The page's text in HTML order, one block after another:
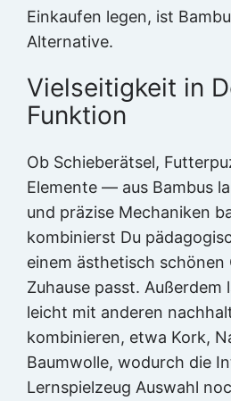
Einkaufen legen, ist
Alternative.
Vielseitigkeit in
Funktion
Ob Schieberätsel,
Elemente — aus Bambus
und präzise Mechaniken
kombinierst Du
einem ästhetisch schönen
Zuhause passt. Außerdem
leicht mit anderen
kombinieren, etwa Kork,
Baumwolle, wodurch die
Lernspielzeug Auswahl